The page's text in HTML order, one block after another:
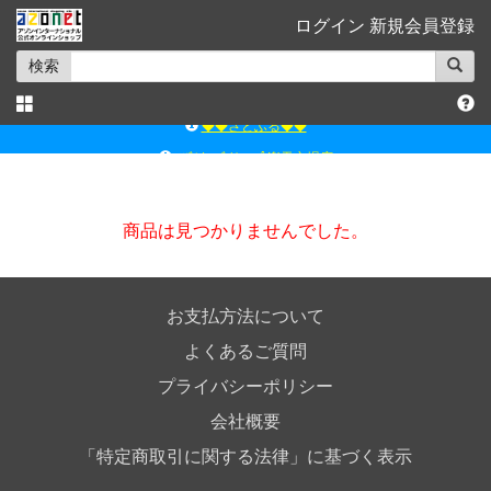
ログイン 新規会員登録
検索
◆◆さとふる◆◆
ｱｿﾞﾝﾚｰﾍﾞﾙｼｮｯﾌﾟ楽天市場店
商品は見つかりませんでした。
お支払方法について
よくあるご質問
プライバシーポリシー
会社概要
「特定商取引に関する法律」に基づく表示